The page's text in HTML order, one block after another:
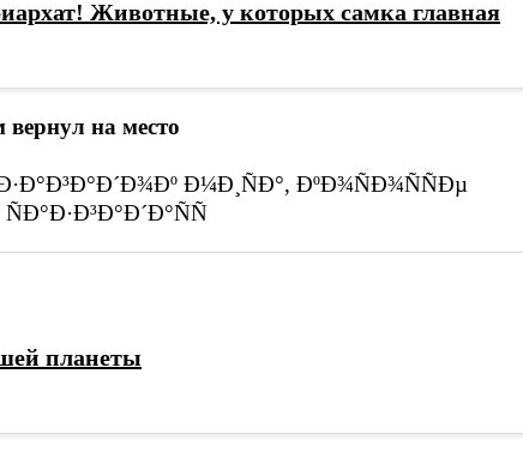
Животные, у которых самка главная
на место
планеты